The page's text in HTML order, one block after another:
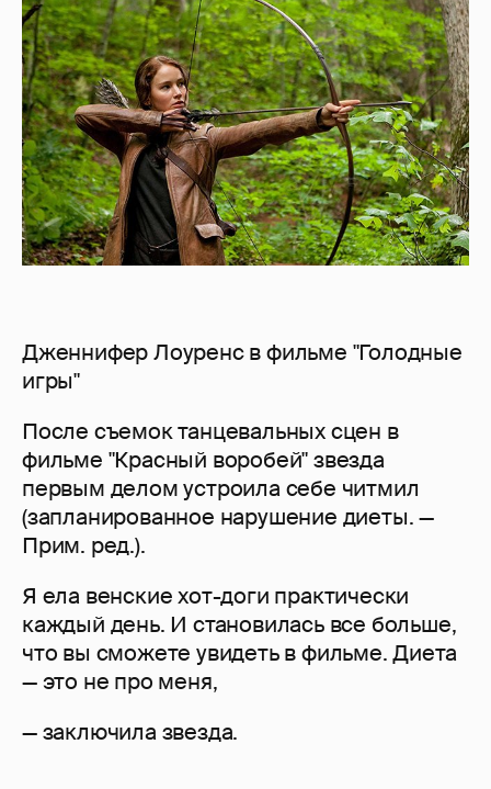
Дженнифер Лоуренс в фильме "Голодные
игры"
После съемок танцевальных сцен в
фильме "Красный воробей" звезда
первым делом устроила себе читмил
(запланированное нарушение диеты. —
Прим. ред.).
Я ела венские хот-доги практически
каждый день. И становилась все больше,
что вы сможете увидеть в фильме. Диета
— это не про меня,
— заключила звезда.